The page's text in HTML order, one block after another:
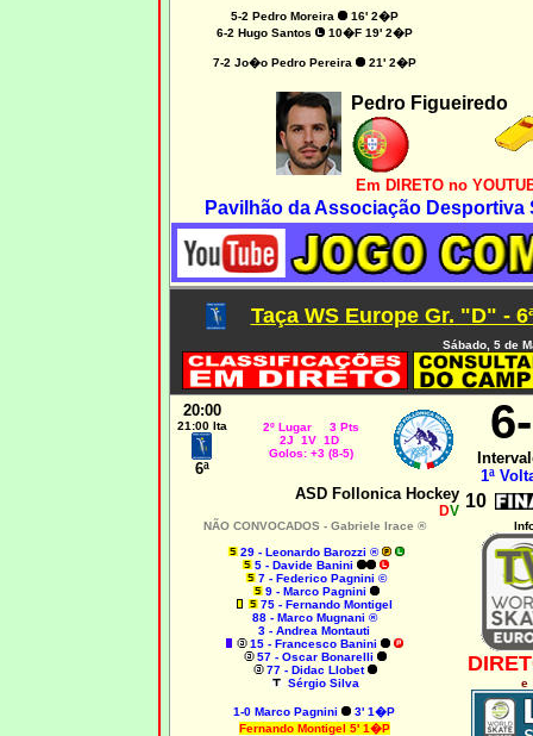
5-2 Pedro Moreira
16' 2�P
6-2 Hugo Santos 10�F 19' 2�P
7-2 Jo�o Pedro Pereira 21' 2�P
Pedro Figueiredo
Em DIRETO no
Pavilhão da Associação
Taça WS Europe Gr. "D" -
Sábado, 5 de
20:00
21:00 Ita
6ª
2º Lugar 3 Pts
2J 1V 1D
Golos: +3 (8-5)
6-
1ª
ASD Follonica Hockey
DV 10
NÃO CONVOCADOS - Gabriele Irace ®
29 - Leonardo Barozzi ®
5 - Davide Banini
7 - Federico Pagnini ©
9 - Marco Pagnini
75 - Fernando Montigel
88 - Marco Mugnani ®
3 - Andrea Montauti
15 - Francesco Banini
57 - Oscar Bonarelli
77 - Didac Llobet
Sérgio Silva
1-0 Marco Pagnini
3' 1�P
Fernando Montigel 5' 1�P
e